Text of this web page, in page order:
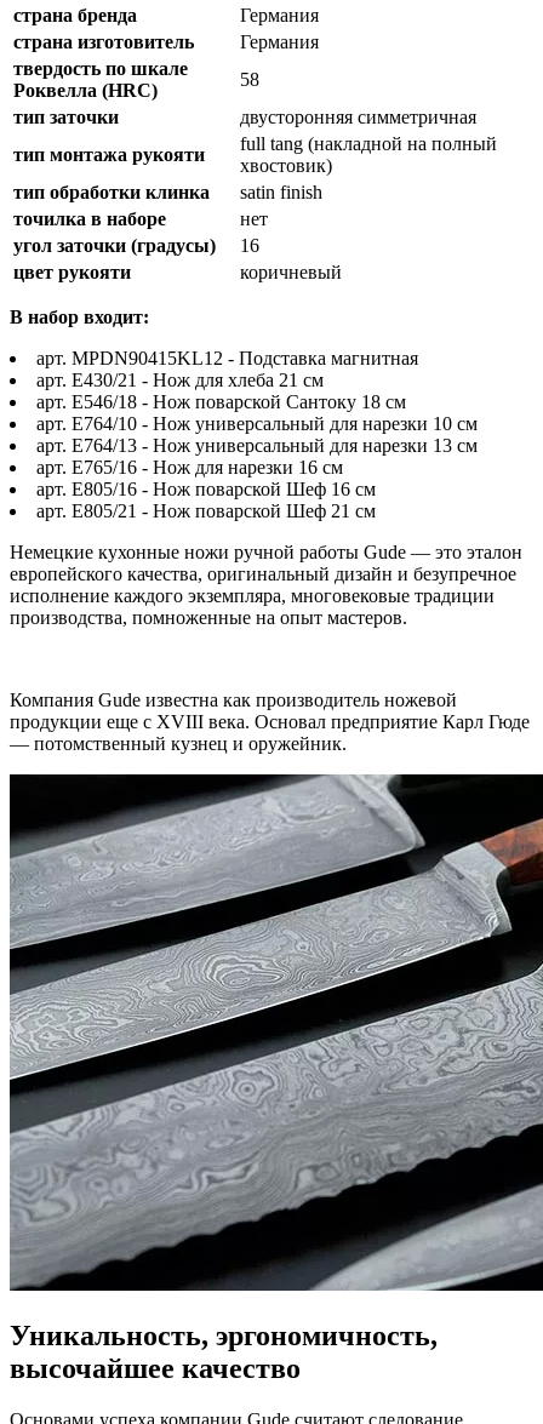
страна бренда
Германия
страна изготовитель
Германия
твердость по шкале
Роквелла (HRC)
58
тип заточки
двусторонняя симметричная
тип монтажа рукояти
full tang (накладной на полный
хвостовик)
тип обработки клинка
satin finish
точилка в наборе
нет
угол заточки (градусы)
16
цвет рукояти
коричневый
В набор входит:
арт. MPDN90415KL12 - Подставка магнитная
арт. E430/21 - Нож для хлеба 21 см
арт. E546/18 - Нож поварской Сантоку 18 см
арт. E764/10 - Нож универсальный для нарезки 10 см
арт. E764/13 - Нож универсальный для нарезки 13 см
арт. E765/16 - Нож для нарезки 16 см
арт. E805/16 - Нож поварской Шеф 16 см
арт. E805/21 - Нож поварской Шеф 21 см
Немецкие кухонные ножи ручной работы Gude — это эталон
европейского качества, оригинальный дизайн и безупречное
исполнение каждого экземпляра, многовековые традиции
производства, помноженные на опыт мастеров.
Компания Gude известна как производитель ножевой
продукции еще с XVIII века. Основал предприятие Карл Гюде
— потомственный кузнец и оружейник.
Уникальность, эргономичность,
высочайшее качество